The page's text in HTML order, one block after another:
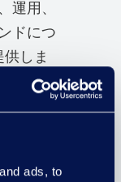
ads, to
運用、
ドにつ
しま
ウェブ